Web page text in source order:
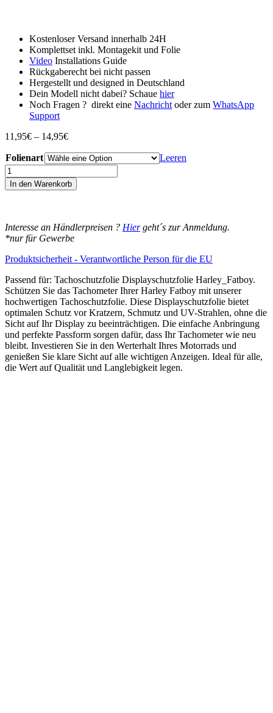
Kostenloser Versand innerhalb 24H
Komplettset inkl. Montagekit und Folie
Video Installations Guide
Rückgaberecht bei nicht passen
Hergestellt und designed in Deutschland
Dein Modell nicht dabei? Schaue hier
Noch Fragen ? direkt eine Nachricht oder zum WhatsApp
Support
11,95€ – 14,95€Preisspanne:
bis
14,95€
Folienart
Leeren
Harley_Fatboy
Displayschutz-
Folie
Tachoschutzfolie
Schutzglas-
Displayfolie
in
Germany
Menge
In den Warenkorb
Interesse an Händlerpreisen ? Hiergeht´s zur Anmeldung.
*nur für Gewerbe
Produktsicherheit - Verantwortliche Person für die EU
Passend für: Tachoschutzfolie Displayschutzfolie Harley_Fatboy.
Schützen Sie das Tachometer Ihrer Harley Fatboy mit unserer
hochwertigen Tachoschutzfolie. Diese Displayschutzfolie bietet
optimalen Schutz vor Kratzern, Schmutz und UV-Strahlen, ohne die
Sicht auf Ihr Display zu beeinträchtigen. Die einfache Anbringung
und perfekte Passform sorgen dafür, dass Ihr Tachometer wie neu
bleibt. Investieren Sie in den Werterhalt Ihres Motorrads und
genießen Sie klare Sicht auf alle wichtigen Anzeigen. Ideal für alle,
die Wert auf Qualität und Langlebigkeit legen.